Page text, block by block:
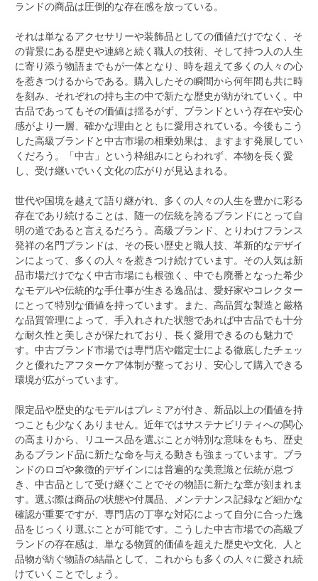
ランドの商品は圧倒的な存在感を放っている。
それは単なるアクセサリーや装飾品としての価値だけでなく、そ
の背景にある歴史や連綿と続く職人の技術、そして持つ人の人生
に寄り添う物語までもが一体となり、時を超えて多くの人々の心
を惹きつけるからである。購入したその瞬間から何年間も共に時
を刻み、それぞれの持ち主の中で新たな歴史が紡がれていく。中
古品であってもその価値は揺るがず、ブランドという存在や安心
感がより一層、確かな理由とともに愛用されている。今後もこう
した高級ブランドと中古市場の相乗効果は、ますます発展してい
くだろう。「中古」という枠組みにとらわれず、本物を長く愛
し、受け継いでいく文化の広がりが見込まれる。
世代や国境を越えて語り継がれ、多くの人々の人生を豊かに彩る
存在であり続けることは、随一の伝統を誇るブランドにとって自
明の道であると言えるだろう。高級ブランド、とりわけフランス
発祥の名門ブランドは、その長い歴史と職人技、革新的なデザイ
ンによって、多くの人々を惹きつけ続けています。その人気は新
品市場だけでなく中古市場にも根強く、中でも廃番となった希少
なモデルや伝統的な手仕事が生きる逸品は、愛好家やコレクター
にとって特別な価値を持っています。また、高品質な製造と厳格
な品質管理によって、手入れされた状態であれば中古品でも十分
な耐久性と美しさが保たれており、長く愛用できるのも魅力で
す。中古ブランド市場では専門店や鑑定士による徹底したチェッ
クと優れたアフターケア体制が整っており、安心して購入できる
環境が広がっています。
限定品や歴史的なモデルはプレミアが付き、新品以上の価値を持
つことも少なくありません。近年ではサステナビリティへの関心
の高まりから、リユース品を選ぶことが特別な意味をもち、歴史
あるブランド品に新たな命を与える動きも強まっています。ブラ
ンドのロゴや象徴的デザインには普遍的な美意識と伝統が息づ
き、中古品として受け継ぐことでその物語に新たな章が刻まれま
す。選ぶ際は商品の状態や付属品、メンテナンス記録など細かな
確認が重要ですが、専門店の丁寧な対応によって自分に合った逸
品をじっくり選ぶことが可能です。こうした中古市場での高級ブ
ランドの存在感は、単なる物質的価値を超えた歴史や文化、人と
品物が紡ぐ物語の結晶として、これからも多くの人々に愛され続
けていくことでしょう。